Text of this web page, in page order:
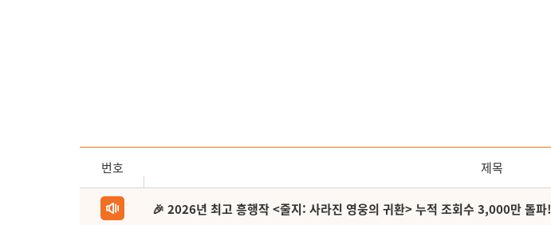
번호 제목
🎉 2026년 최고 흥행작 <줄지: 사라진 영웅의 귀환> 누적 조회수 3,000만 돌파!